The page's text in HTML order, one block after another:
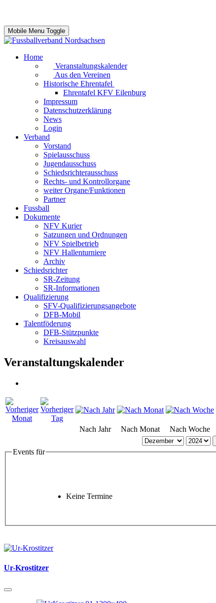
Mobile Menu Toggle
Home
Veranstaltungskalender
Aus den Vereinen
Historische Ehrentafel
Ehrentafel KFV Eilenburg
Impressum
Datenschutzerklärung
News
Login
Verband
Vorstand
Spielausschuss
Jugendausschuss
Schiedsrichterausschuss
Rechts- und Kontrollorgane
weiter Organe/Funktionen
Partner
Fussball
Dokumente
NFV Kurier
Satzungen und Ordnungen
NFV Spielbetrieb
NFV Hallenturniere
Archiv
Schiedsrichter
SR-Zeitung
SR-Informationen
Qualifizierung
SFV-Qualifizierungsangebote
DFB-Mobil
Talentföderung
DFB-Stützpunkte
Kreisauswahl
Veranstaltungskalender
Nach Jahr Nach Monat Nach Woche
Events für
Keine Termine
Ur-Krostitzer